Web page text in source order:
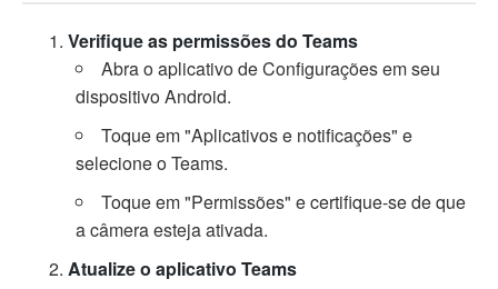
Verifique as permissões do Teams
Abra o aplicativo de Configurações em seu
dispositivo Android.
Toque em "Aplicativos e notificações" e
selecione o Teams.
Toque em "Permissões" e certifique-se de que
a câmera esteja ativada.
Atualize o aplicativo Teams